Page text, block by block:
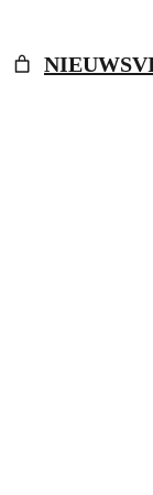
NIEUWS